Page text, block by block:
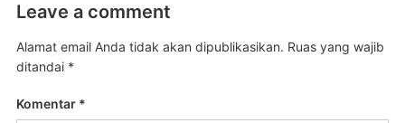
Leave a comment
Alamat email Anda tidak akan dipublikasikan. Ruas yang wajib
ditandai *
Komentar *